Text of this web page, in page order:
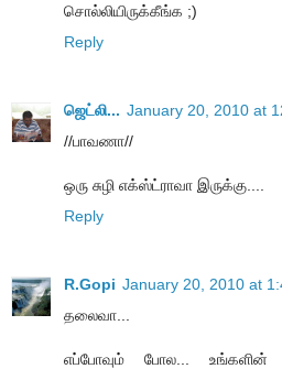
சொல்லியிருக்கீங்க ;)
Reply
ஜெட்லி... January 20, 2010 at
//பாவணா//
ஒரு சுழி எக்ஸ்ட்ராவா இருக்கு....
Reply
R.Gopi January 20, 2010 at
தலைவா...
எப்போவும் போல... உங்களின்